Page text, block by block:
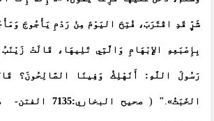
شَرٍّ قَدِ اقْتَرَبَ، فُتِحَ اليَوْمَ مِنْ رَدْمِ يَأْجُوجَ
بِإِصْبَعِهِ الإِبْهَامِ وَالَّتِي تَلِيهَا، قَالَتْ
رَسُولَ اللَّهِ: أَنَهْلِكُ وَفِينَا الصَّالِحُونَ؟
الخَبَثُ».
"
(